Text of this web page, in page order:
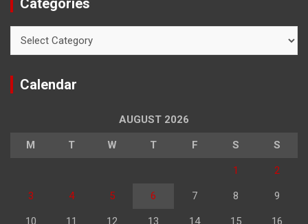
Categories
Calendar
AUGUST 2026
M T W T F S S
1 2
3 4 5 6 7 8 9